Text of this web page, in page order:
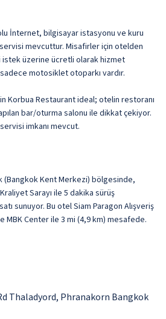
İnternet, bilgisayar istasyonu ve kuru
mevcuttur. Misafirler için otelden
istek üzerine ücretli olarak hizmet
motosiklet otoparkı vardır.
Korbua Restaurant ideal; otelin restoranı
bar/oturma salonu ile dikkat çekiyor.
imkanı mevcut.
(Bangkok Kent Merkezi) bölgesinde,
Sarayı ile 5 dakika sürüş
sunuyor. Bu otel Siam Paragon Alışveriş
MBK Center ile 3 mi (4,9 km) mesafede.
Thaladyord, Phranakorn Bangkok